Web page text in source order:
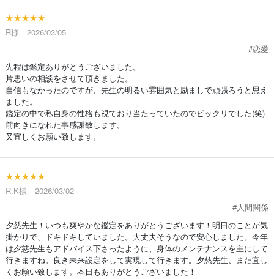
★★★★★
R様 2026/03/05
#恋愛
先程は鑑定ありがとうございました。
片思いの相談をさせて頂きました。
自信もなかったのですが、先生の明るい雰囲気と励ましで頑張ろうと思え
ました。
鑑定の中で私自身の性格も視ており当たっていたのでビックリでした(笑)
前向きになれた事感謝致します。
又宜しくお願い致します。
★★★★★
R.K様 2026/03/02
#人間関係
夕慈先生！いつも爽やかな鑑定をありがとうございます！明日のことが気
掛かりで、ドキドキしていました。大丈夫そうなので安心しました。今年
は夕慈先生もアドバイス下さったように、身体のメンテナンスを主にして
行きますね。良き未来設定をして実現して行きます。夕慈先生、また宜し
くお願い致します。本日もありがとうございました！